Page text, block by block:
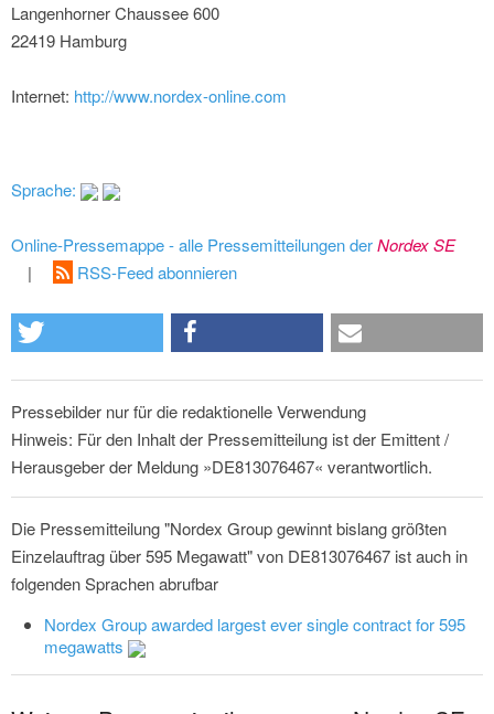
Langenhorner Chaussee 600
22419 Hamburg
Internet: http://www.nordex-online.com
Sprache:
Online-Pressemappe - alle Pressemitteilungen derNordex SE
|
RSS-Feed abonnieren
Pressebilder nur für die redaktionelle Verwendung
Hinweis: Für den Inhalt der Pressemitteilung ist der Emittent /
Herausgeber der Meldung »DE813076467« verantwortlich.
Die Pressemitteilung "Nordex Group gewinnt bislang größten
Einzelauftrag über 595 Megawatt" von DE813076467 ist auch in
folgenden Sprachen abrufbar
Nordex Group awarded largest ever single contract for 595
megawatts